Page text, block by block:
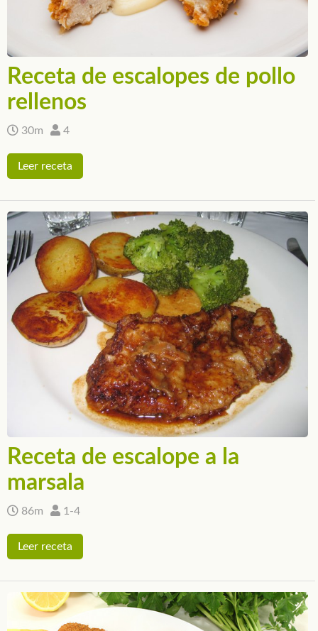
Receta de escalopes de pollo
rellenos
30m 4
Leer receta
Receta de escalope a la
marsala
86m 1-4
Leer receta